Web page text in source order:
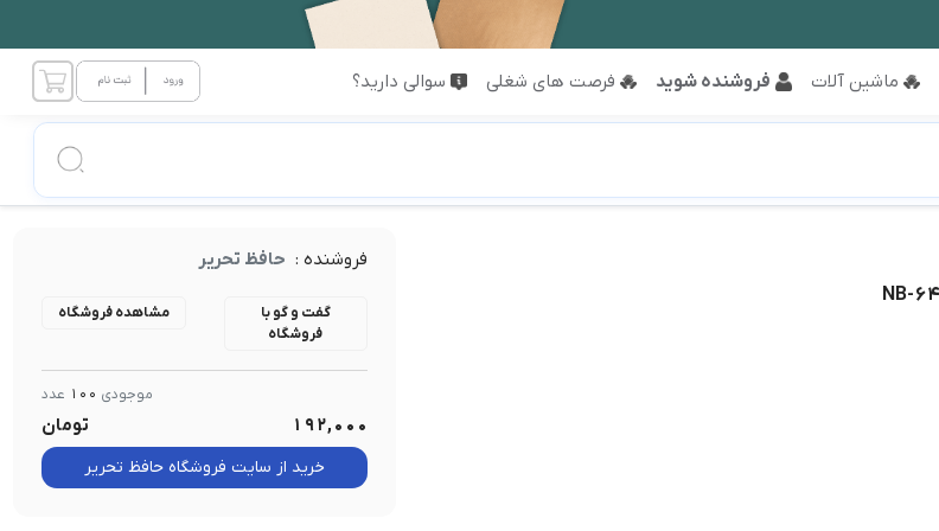
ماشین آلات فروشنده شوید فرصت های شغلی سوالی دارید؟
فروشنده : حافظ تحریر
گفت و گو با
فروشگاه
مشاهده فروشگاه
موجودی 100 عدد
192,000 تومان
خرید از سایت فروشگاه حافظ تحریر